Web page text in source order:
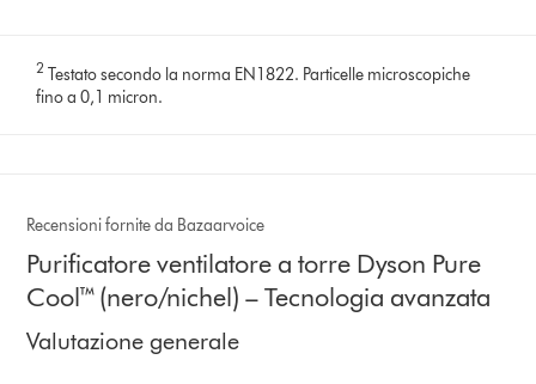
2 Testato secondo la norma EN1822. Particelle microscopiche
fino a 0,1 micron.
Recensioni fornite da Bazaarvoice
Purificatore ventilatore a torre Dyson Pure
Cool™ (nero/nichel) – Tecnologia avanzata
Valutazione generale